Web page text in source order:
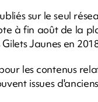
sur le seul
à fin août de la
Jaunes en
les contenus
issues